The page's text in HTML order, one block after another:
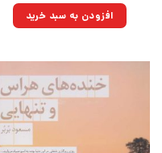
۲۱۰,۰۰۰تومان
بود.
۱۵۰,۱۵۰تومان.افزودن به سبد خرید